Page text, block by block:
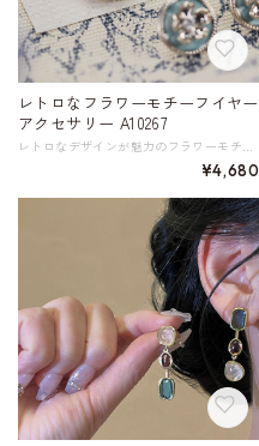
レトロなフラワーモチーフイヤー
アクセサリー A10267
レトロなデザインが魅力のフラワーモチーフイヤーアクセサリー。 華やかなフラワーモチーフが耳元を優しく飾り、コーディネートにアクセントを加えてくれます。 《カラー》 A【ピアス】／B【ピアス】／C【ピアス】／D【ピアス】／E【イヤークリップ】／F【イヤークリップ】／G【イヤークリップ】／E【イヤリング】 《サイズ》 A 約20 B 約15 D 約18 ※単位：mm 《素材》 合金/銀メッキ/金メッキ ◇人気のおすすめアイテムをもっと見る https://shop.harmonique.net/categories/5911182 ◇商品を購入する前にこちらの【ご購入前に必ずお読みください】をご確認の上お買い求めください。 https://shop.harmonique.net/blog/2024/06/25/010751 《注意事項》 *harmoniqueではお客様からのご注文を受け、お客様の商品を製作・取り寄せしております。 *基本的にお取り寄せ商品となるため、発送までに《1～3週間前後》お時間をいただいております。 *ご覧いただいているPCやスマートフォンの画面により実物と多少色合いが異なる場合がございます。 *イメージ違いやサイズ違い等、その他お客様都合によりますキャンセル・返品交換はご遠慮ください。 トップページはこちら https://shop.harmonique.net/
¥4,680